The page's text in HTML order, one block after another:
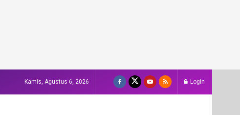
Kamis, Agustus 6, 2026 Login